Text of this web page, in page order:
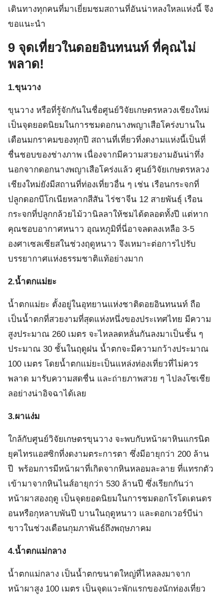
เดินทางทุกคนที่มาเยี่ยมชมสถานที่อันน่าหลงใหลแห่งนี้ จึง
ขอแนะนำ
9 จุดเที่ยวในดอยอินทนนท์ ที่คุณไม่
พลาด!
1.ขุนวาง
ขุนวาง หรือที่รู้จักกันในชื่อศูนย์วิจัยเกษตรหลวงเชียงใหม่
เป็นจุดยอดนิยมในการชมดอกนางพญาเสือโคร่งบานใน
เดือนมกราคมของทุกปี สถานที่เที่ยวที่งดงามแห่งนี้เป็นที่
ชื่นชอบของช่างภาพ เนื่องจากมีความสวยงามอันน่าทึ่ง
นอกจากดอกนางพญาเสือโคร่งแล้ว ศูนย์วิจัยเกษตรหลวง
เชียงใหม่ยังมีสถานที่ท่องเที่ยวอื่น ๆ เช่น เรือนกระจกที่
ปลูกดอกบีโกเนียหลากสีสัน ไร่ชาจีน 12 สายพันธุ์ เรือน
กระจกที่ปลูกกล้วยไม้วานิลลาให้ชมได้ตลอดทั้งปี แต่หาก
คุณชอบอากาศหนาว อุณหภูมิที่นี่อาจลดลงเหลือ 3-5
องศาเซลเซียสในช่วงฤดูหนาว จึงเหมาะต่อการไปรับ
บรรยากาศแห่งธรรมชาติแท้อย่างมาก
2.น้ำตกแม่ยะ
น้ำตกแม่ยะ ตั้งอยู่ในอุทยานแห่งชาติดอยอินทนนท์ ถือ
เป็นน้ำตกที่สวยงามที่สุดแห่งหนึ่งของประเทศไทย มีความ
สูงประมาณ 260 เมตร จะไหลลดหลั่นกันลงมาเป็นชั้น ๆ
ประมาณ 30 ชั้นในฤดูฝน น้ำตกจะมีความกว้างประมาณ
100 เมตร โดยน้ำตกแม่ยะเป็นแหล่งท่องเที่ยวที่ไม่ควร
พลาด มารับความสดชื่น และถ่ายภาพสวย ๆ ไปลงโซเชีย
ลอย่างน่าอิจฉาได้เลย
3.ผาแง่ม
ใกล้กับศูนย์วิจัยเกษตรขุนวาง จะพบกับหน้าผาหินแกรนิต
ยุคไทรแอสซิกที่งดงามตระการตา ซึ่งมีอายุกว่า 200 ล้าน
ปี พร้อมการมีหน้าผาที่เกิดจากหินหลอมละลาย ที่แทรกตัว
เข้ามาจากหินไนส์อายุกว่า 530 ล้านปี ซึ่งเรียกกันว่า
หน้าผาสองฤดู เป็นจุดยอดนิยมในการชมดอกโรโดเดนดร
อนหรือกุหลาบพันปี บานในฤดูหนาว และดอกเวอร์บีน่า
ขาวในช่วงเดือนกุมภาพันธ์ถึงพฤษภาคม
4.น้ำตกแม่กลาง
น้ำตกแม่กลาง เป็นน้ำตกขนาดใหญ่ที่ไหลลงมาจาก
หน้าผาสูง 100 เมตร เป็นจุดแวะพักแรกของนักท่องเที่ยว